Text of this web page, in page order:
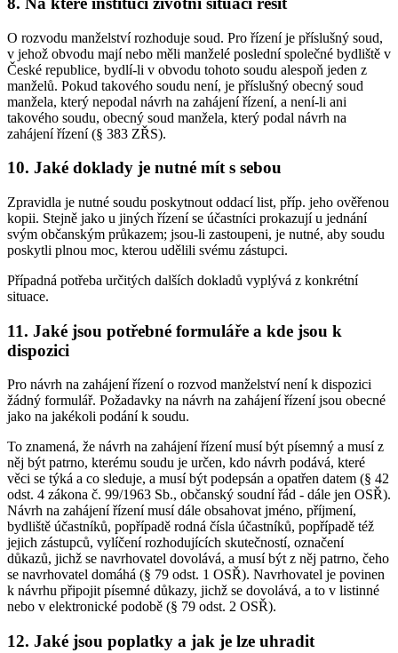
O rozvodu manželství rozhoduje soud. Pro řízení je příslušný soud,
v jehož obvodu mají nebo měli manželé poslední společné bydliště v
České republice, bydlí-li v obvodu tohoto soudu alespoň jeden z
manželů. Pokud takového soudu není, je příslušný obecný soud
manžela, který nepodal návrh na zahájení řízení, a není-li ani
takového soudu, obecný soud manžela, který podal návrh na
zahájení řízení (§ 383 ZŘS).
10. Jaké doklady je nutné mít s sebou
Zpravidla je nutné soudu poskytnout oddací list, příp. jeho ověřenou
kopii. Stejně jako u jiných řízení se účastníci prokazují u jednání
svým občanským průkazem; jsou-li zastoupeni, je nutné, aby soudu
poskytli plnou moc, kterou udělili svému zástupci.
Případná potřeba určitých dalších dokladů vyplývá z konkrétní
situace.
11. Jaké jsou potřebné formuláře a kde jsou k
dispozici
Pro návrh na zahájení řízení o rozvod manželství není k dispozici
žádný formulář. Požadavky na návrh na zahájení řízení jsou obecné
jako na jakékoli podání k soudu.
To znamená, že návrh na zahájení řízení musí být písemný a musí z
něj být patrno, kterému soudu je určen, kdo návrh podává, které
věci se týká a co sleduje, a musí být podepsán a opatřen datem (§ 42
odst. 4 zákona č. 99/1963 Sb., občanský soudní řád - dále jen OSŘ).
Návrh na zahájení řízení musí dále obsahovat jméno, příjmení,
bydliště účastníků, popřípadě rodná čísla účastníků, popřípadě též
jejich zástupců, vylíčení rozhodujících skutečností, označení
důkazů, jichž se navrhovatel dovolává, a musí být z něj patrno, čeho
se navrhovatel domáhá (§ 79 odst. 1 OSŘ). Navrhovatel je povinen
k návrhu připojit písemné důkazy, jichž se dovolává, a to v listinné
nebo v elektronické podobě (§ 79 odst. 2 OSŘ).
12. Jaké jsou poplatky a jak je lze uhradit